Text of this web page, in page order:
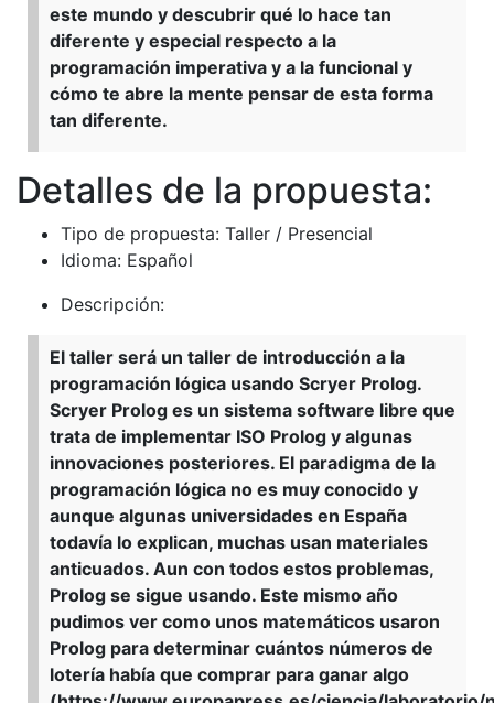
este mundo y descubrir qué lo hace tan
diferente y especial respecto a la
programación imperativa y a la funcional y
cómo te abre la mente pensar de esta forma
tan diferente.
Detalles de la propuesta:
Tipo de propuesta: Taller / Presencial
Idioma: Español
Descripción:
El taller será un taller de introducción a la
programación lógica usando Scryer Prolog.
Scryer Prolog es un sistema software libre que
trata de implementar ISO Prolog y algunas
innovaciones posteriores. El paradigma de la
programación lógica no es muy conocido y
aunque algunas universidades en España
todavía lo explican, muchas usan materiales
anticuados. Aun con todos estos problemas,
Prolog se sigue usando. Este mismo año
pudimos ver como unos matemáticos usaron
Prolog para determinar cuántos números de
lotería había que comprar para ganar algo